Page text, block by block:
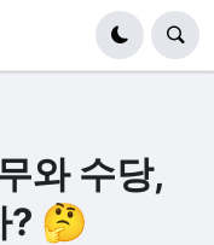
와 수당,
? 🤔